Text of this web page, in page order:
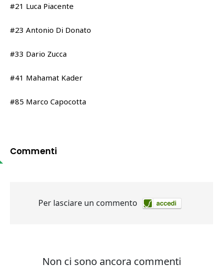
#21 Luca Piacente
#23 Antonio Di Donato
#33 Dario Zucca
#41 Mahamat Kader
#85 Marco Capocotta
Commenti